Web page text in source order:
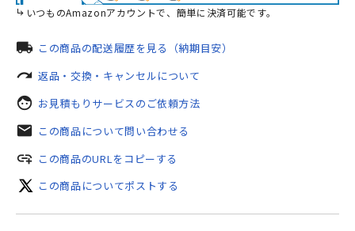
いつものAmazonアカウントで、簡単に決済可能です。
local_shipping この商品の配送履歴を見る（納期目安）
redo 返品・交換・キャンセルについて
face お見積もりサービスのご依頼方法
mail この商品について問い合わせる
add_link この商品のURLをコピーする
この商品についてポストする